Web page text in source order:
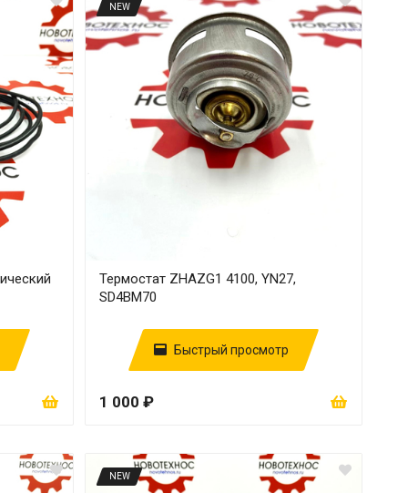
NEW
Термостат ZHAZG1 4100, YN27,
SD4BM70
Быстрый просмотр
1 000 ₽
NEW